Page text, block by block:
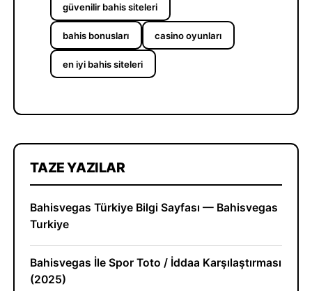
güvenilir bahis siteleri
bahis bonusları casino oyunları
en iyi bahis siteleri
TAZE YAZILAR
Bahisvegas Türkiye Bilgi Sayfası — Bahisvegas
Turkiye
Bahisvegas İle Spor Toto / İddaa Karşılaştırması
(2025)